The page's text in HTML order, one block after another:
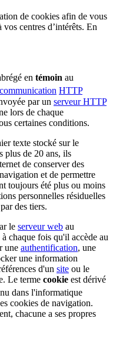
de cookies afin de vous
centres d’intérêts. En
en témoin au
HTTP
par un serveur HTTP
lors de chaque
certaines conditions.
texte stocké sur le
plus de 20 ans, ils
de conserver des
et de permettre
toujours été plus ou moins
personnelles résiduelles
des tiers.
le serveur web au
chaque fois qu'il accède au
une authentification, une
une information
d'un site ou le
Le terme cookie est dérivé
dans l'informatique
cookies de navigation.
chacune a ses propres